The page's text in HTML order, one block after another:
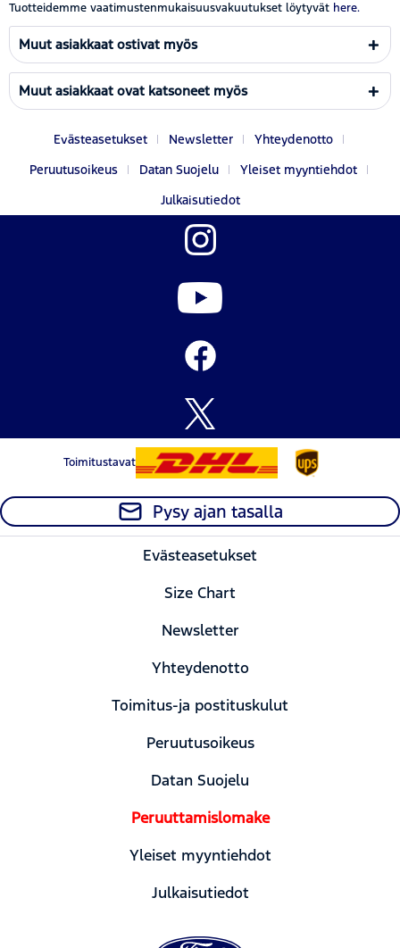
Tuotteidemme vaatimustenmukaisuusvakuutukset löytyvät here.
Muut asiakkaat ostivat myös
Muut asiakkaat ovat katsoneet myös
Evästeasetukset Newsletter
Yhteydenotto
Peruutusoikeus
Datan Suojelu
Yleiset myyntiehdot
Julkaisutiedot
Toimitustavat
Pysy ajan tasalla
Evästeasetukset
Size Chart
Newsletter
Yhteydenotto
Toimitus-ja postituskulut
Peruutusoikeus
Datan Suojelu
Peruuttamislomake
Yleiset myyntiehdot
Julkaisutiedot